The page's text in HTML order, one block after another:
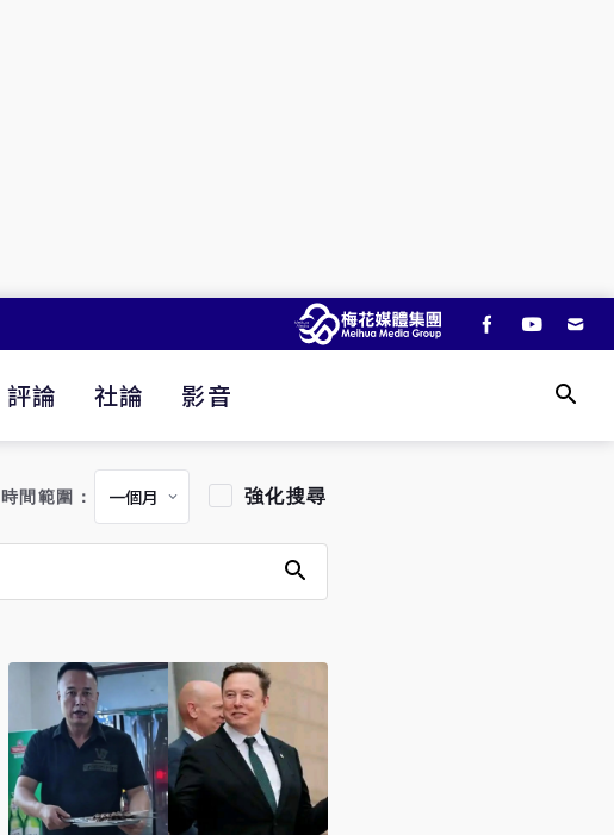
評論 社論 影音
時間範圍： 強化搜尋